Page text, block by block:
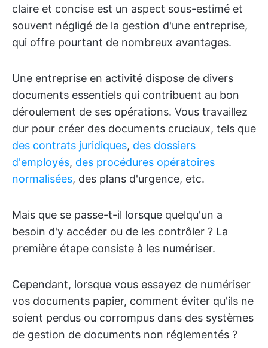
claire et concise est un aspect sous-estimé et
souvent négligé de la gestion d'une entreprise,
qui offre pourtant de nombreux avantages.
Une entreprise en activité dispose de divers
documents essentiels qui contribuent au bon
déroulement de ses opérations. Vous travaillez
dur pour créer des documents cruciaux, tels que
des contrats juridiques, des dossiers
d'employés, des procédures opératoires
normalisées, des plans d'urgence, etc.
Mais que se passe-t-il lorsque quelqu'un a
besoin d'y accéder ou de les contrôler ? La
première étape consiste à les numériser.
Cependant, lorsque vous essayez de numériser
vos documents papier, comment éviter qu'ils ne
soient perdus ou corrompus dans des systèmes
de gestion de documents non réglementés ?